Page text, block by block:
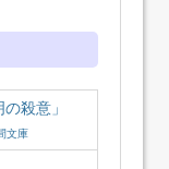
の殺意」
文庫